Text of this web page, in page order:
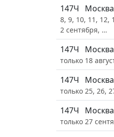
147Ч
8, 9, 10, 11, 12,
2 сентября, …
147Ч
только 18
147Ч
только 25, 26,
147Ч
только 27